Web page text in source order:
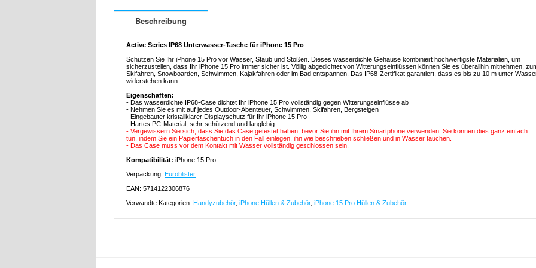
Beschreibung
Active Series IP68 Unterwasser-Tasche für iPhone 15 Pro
Schützen Sie Ihr iPhone 15 Pro vor Wasser, Staub und Stößen. Dieses wasserdichte Gehäuse kombiniert hochwertigste Materialien, um
sicherzustellen, dass Ihr iPhone 15 Pro immer sicher ist. Völlig abgedichtet von Witterungseinflüssen können Sie es überallhin mitnehmen,
Skifahren, Snowboarden, Schwimmen, Kajakfahren oder im Bad entspannen. Das IP68-Zertifikat garantiert, dass es bis zu 10 m unter
widerstehen kann.
Eigenschaften:
- Das wasserdichte IP68-Case dichtet Ihr iPhone 15 Pro vollständig gegen Witterungseinflüsse ab
- Nehmen Sie es mit auf jedes Outdoor-Abenteuer, Schwimmen, Skifahren, Bergsteigen
- Eingebauter kristallklarer Displayschutz für Ihr iPhone 15 Pro
- Hartes PC-Material, sehr schützend und langlebig
- Vergewissern Sie sich, dass Sie das Case getestet haben, bevor Sie ihn mit Ihrem Smartphone verwenden. Sie können dies ganz einfach
tun, indem Sie ein Papiertaschentuch in den Fall einlegen, ihn wie beschrieben schließen und in Wasser tauchen.
- Das Case muss vor dem Kontakt mit Wasser vollständig geschlossen sein.
Kompatibilität: iPhone 15 Pro
Verpackung: Euroblister
EAN: 5714122306876
Verwandte Kategorien: Handyzubehör, iPhone Hüllen & Zubehör, iPhone 15 Pro Hüllen & Zubehör